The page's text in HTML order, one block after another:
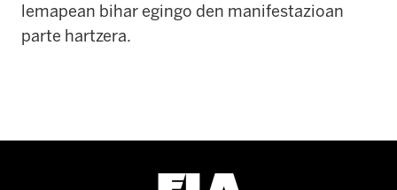
lemapean bihar egingo den manifestazioan
parte hartzera.